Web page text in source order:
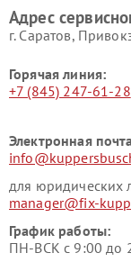
Ремонт
Адрес
г. Саратов,
Горячая линия:
+7 (845) 247-61-28
Электронная
для юридических
manager@fix-
График работы:
ПН-ВСК с 9:00 до